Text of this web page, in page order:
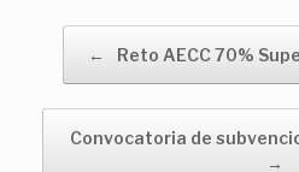
← Reto AECC 70%
Convocatoria de
→